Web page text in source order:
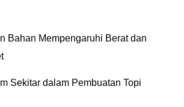
Bahan Mempengaruhi Berat dan
Sekitar dalam Pembuatan Topi